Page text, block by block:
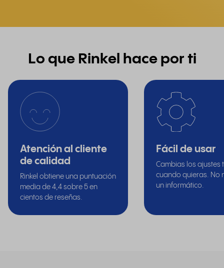
Lo que Rinkel hace por ti
Atención al cliente
de calidad
Rinkel obtiene una puntuación
media de 4,4 sobre 5 en
cientos de reseñas.
Fácil de usar
Cambias los ajustes
cuando quieras. No
un informático.